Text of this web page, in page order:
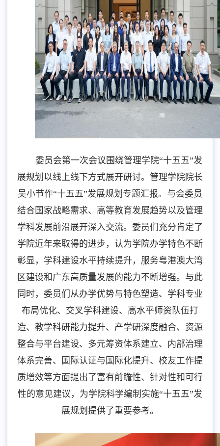
委员会第一次会议围绕管理学院“十五五”发
展规划以线上线下方式展开研讨。管理学院院长
吴小节作“十五五”发展规划专题汇报。与会委员
结合国家战略需求、高等教育发展趋势以及管理
学科发展前沿展开深入交流。委员们充分肯定了
学院近年来取得的进步，认为学院办学特色不断
彰显，学科建设水平持续提升，服务粤港澳大湾
区建设和广东高质量发展的能力不断增强。与此
同时，委员们从办学优势与特色塑造、学科专业
布局优化、交叉学科建设、高水平师资队伍打
造、教学科研能力提升、产学研深度融合、资源
整合与平台建设、多元筹资体系建立、内部治理
体系完善、国际认证与国际化提升、校友工作提
质增效等方面提出了富有前瞻性、针对性和可行
性的意见建议，为学院科学编制实施“十五五”发
展规划提供了重要参考。